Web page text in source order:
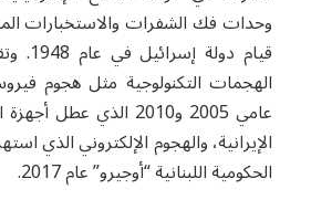
وحدات فك الشفرات والاستخبارات
قيام
الهجمات التكنولوجية مثل هجوم
عامي 2005 و2010 الذي
الإيرانية، والهجوم الإلكتروني الذي
الحكومية اللبنانية “أوجيرو” عام 2017.